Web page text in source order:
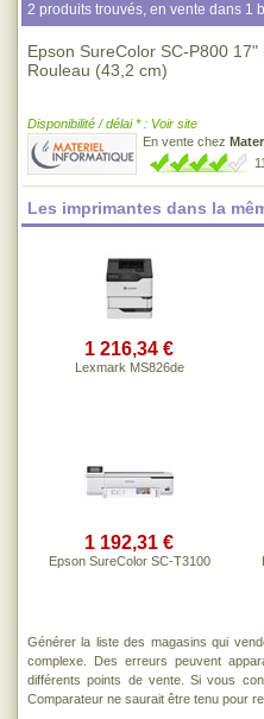
2 produits trouvés, en vente dans 1
Epson SureColor SC-P800
Rouleau (43,2 cm)
Disponibilité / délai * : Voir site
En vente chez
Les imprimantes dans la
1 216,34 €
Lexmark MS826de
1 192,31 €
Epson SureColor SC-T3100
Générer la liste des magasins qui
complexe. Des erreurs peuvent
différents points de vente. Si vous
Comparateur ne saurait être tenu pour